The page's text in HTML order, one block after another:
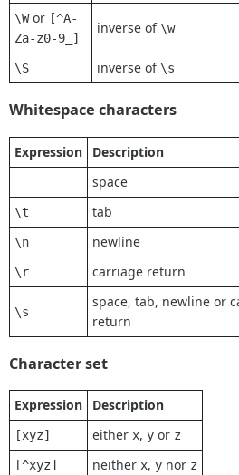
\Wor [^A-
Za-z0-9_]
inverse of \w
\S inverse of \s
Whitespace characters
Expression
Description
space
\t tab
\n newline
\r carriage return
\s
space, tab, newline or
return
Character set
Expression Description
[xyz] eitherx, y or z
[^xyz] neitherx, y nor z